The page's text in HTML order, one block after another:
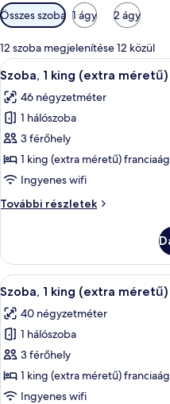
Szobákhoz
rendelkezésre
álló
szűrők
Összes szoba 1 ágy 2 ágy
12 szoba megjelenítése 12 közül
A
következő
szoba
összes
képének
megtekintése:
Szoba,
king
franciaágy,
nemdohányzó
6
Szoba, 1 king (extra
46 négyzetméter
1 hálószoba
3 férőhely
1 king (extra méretű)
Ingyenes wifi
További részletek
Szoba,
méretű)
franciaágy,
nemdohányzó
részletei
A
következő
szoba
összes
képének
megtekintése:
Szoba,
7
Szoba, 1 king (extra
40 négyzetméter
1 hálószoba
3 férőhely
1 king (extra méretű)
Ingyenes wifi